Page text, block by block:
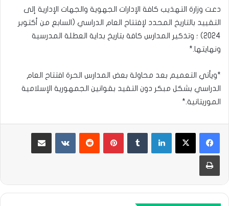
دعت وزارة التهذيب كافة الإدارات الجهوية والجهات الإدارية إلى
التقييد بالتاريخ المحدد لإفتتاح العام الدراسي (السابع من أكتوبر
2024) ؛ وتذكير المدارس كافة بتاريخ بداية العطلة المدرسية
ونهايتها.*
*ويأتي التعميم بعد محاولة بعض المدارس الحرة افتتاح العام
الدراسي بشكل مبكر دون التقيد بقوانين الجمهورية الإسلامية
الموريتانية.*
لينكدإن بينتيريست مشاركة عبر البريد
طباعة